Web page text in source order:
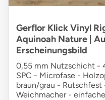
Gerflor Klick Vinyl
Aquinoah Nature |
Erscheinungsbild
0,55 mm Nutzschicht -
SPC - Microfase -
braun/grau -
Weichmacher -